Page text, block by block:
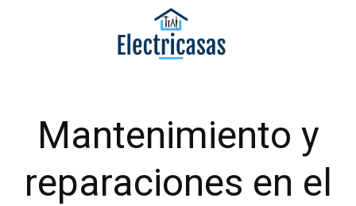
Mantenimiento y
reparaciones en el